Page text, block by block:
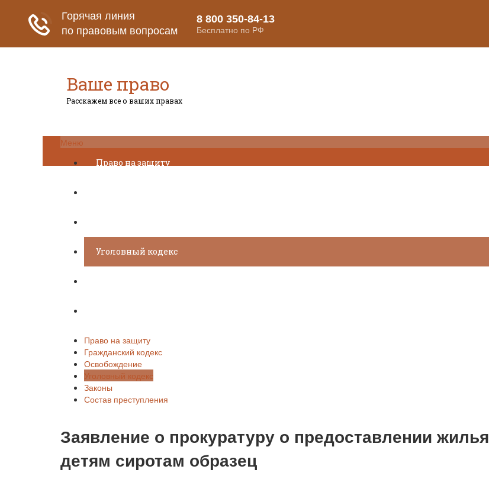
Ваше право
Расскажем все о ваших правах
Меню
Право на защиту
Уголовный кодекс
Право на защиту
Гражданский кодекс
Освобождение
Уголовный кодекс
Законы
Состав преступления
Заявление о прокуратуру о предоставлении жилья
детям сиротам образец